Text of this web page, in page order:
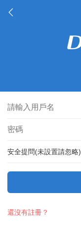
安全提問(未設置請忽略)
還沒有註冊？